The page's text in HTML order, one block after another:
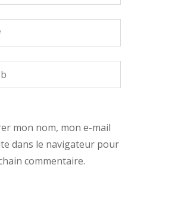
mon nom, mon e-mail
dans le navigateur pour
commentaire.